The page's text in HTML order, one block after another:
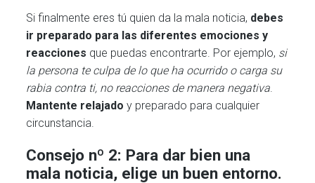
Si finalmente eres tú quien da la mala noticia, debes
ir preparado para las diferentes emociones y
reacciones que puedas encontrarte. Por ejemplo, si
la persona te culpa de lo que ha ocurrido o carga su
rabia contra ti, no reacciones de manera negativa.
Mantente relajado y preparado para cualquier
circunstancia.
Consejo nº 2: Para dar bien una
mala noticia, elige un buen entorno.